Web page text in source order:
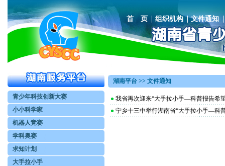
首 页 组织机构 文件通知
青少年科技创新大赛
小小科学家
机器人竞赛
学科奥赛
求知计划
大手拉小手
湖南平台 >> 文件通知
我省再次迎来“大手拉小手—科普报告希
宁乡十三中举行湖南省“大手拉小手—科